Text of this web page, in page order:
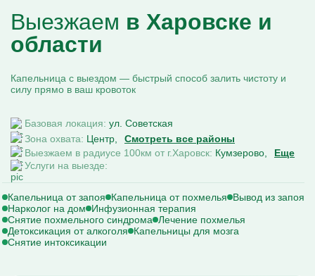
Выезжаем в Харовске и
области
Капельница с выездом — быстрый способ залить чистоту и
силу прямо в ваш кровоток
Базовая локация: ул. Советская
Зона охвата: Центр
Смотреть все районы
Выезжаем в радиусе 100км от г.Харовск: Кумзерово
Еще
Услуги на выезде:
Капельница от запоя Капельница от похмелья
Вывод из запоя
Нарколог на дом
Инфузионная терапия
Снятие похмельного синдрома Лечение похмелья
Детоксикация от алкоголя
Капельницы для мозга
Снятие интоксикации